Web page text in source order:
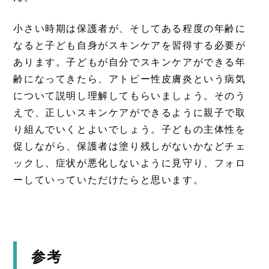
小さい時期は保護者が、そしてある程度の年齢に
なると子ども自身がスキンケアを習得する必要が
あります。子どもが自分でスキンケアができる年
齢になってきたら、アトピー性皮膚炎という病気
について説明し理解してもらいましょう。そのう
えで、正しいスキンケアができるように親子で取
り組んでいくとよいでしょう。子どもの主体性を
促しながら、保護者は塗り残しがないかなどチェ
ックし、症状が悪化しないように見守り、フォロ
ーしていっていただけたらと思います。
参考